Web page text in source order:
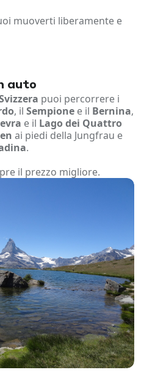
muoverti liberamente e
auto
puoi percorrere i
, il Sempione e il Bernina,
e il Lago dei Quattro
ai piedi della Jungfrau e
.
il prezzo migliore.